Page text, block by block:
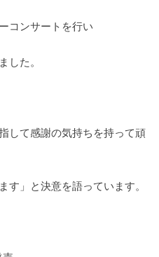
コンサートを行い
した。
して感謝の気持ちを持って頑
す」と決意を語っています。